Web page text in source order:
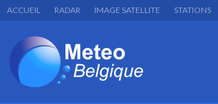
ACCUEIL RADAR IMAGE SATELLITE STATIONS